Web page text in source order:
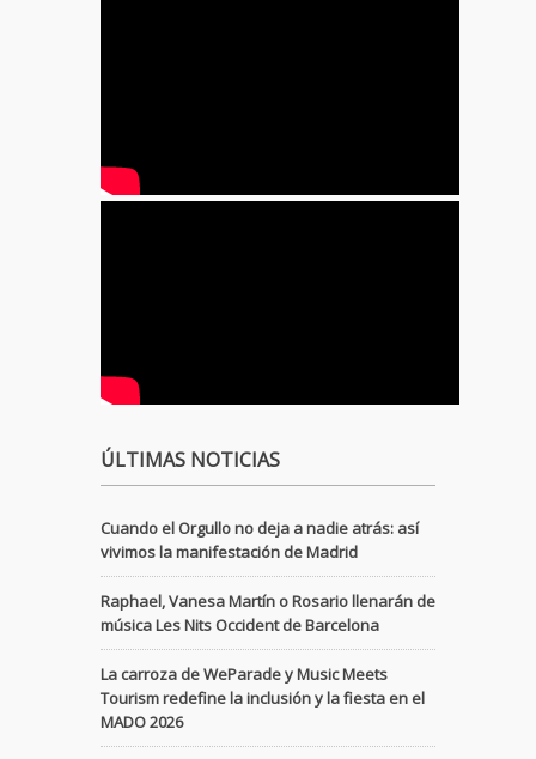
ÚLTIMAS NOTICIAS
Cuando el Orgullo no deja a nadie atrás: así
vivimos la manifestación de Madrid
Raphael, Vanesa Martín o Rosario llenarán de
música Les Nits Occident de Barcelona
La carroza de WeParade y Music Meets
Tourism redefine la inclusión y la fiesta en el
MADO 2026